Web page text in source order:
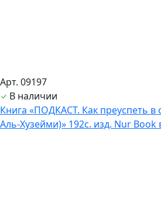
Арт. 09197
В наличии
Книга «ПОДКАСТ. Как преуспеть в
Аль-Хузейми)» 192с. изд. Nur Book